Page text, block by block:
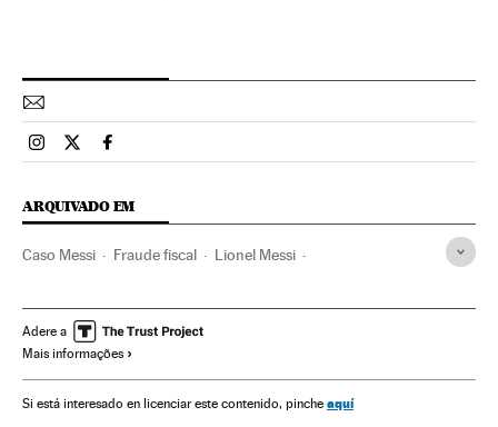
Esportes El País Brasil en Instagram
Esportes El País Brasil en Twitter
Esportes El País Brasil en Facebook
ARQUIVADO EM
Caso Messi Fraude fiscal Lionel Messi
Justiça Jogador futebol
Esportes
Adere a
Mais informações
Si está interesado en licenciar este contenido, pinche aquí